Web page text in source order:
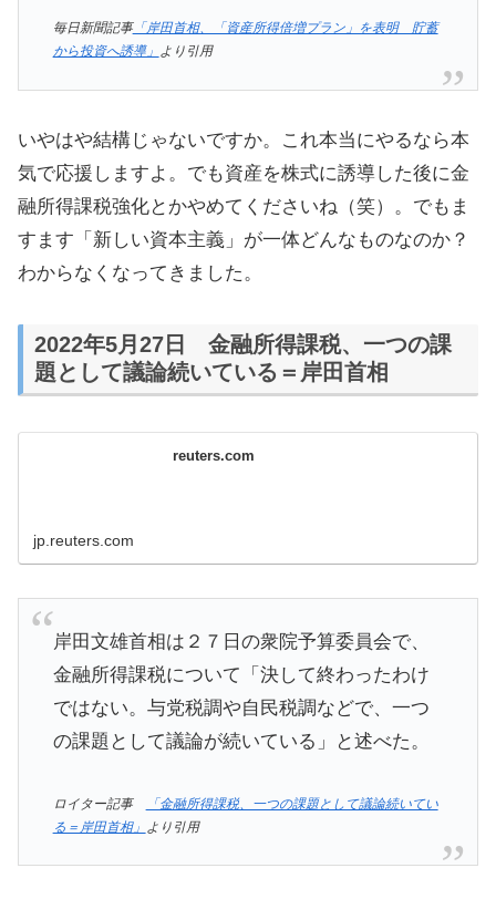
毎日新聞記事「岸田首相、「資産所得倍増プラン」を表明 貯蓄
から投資へ誘導」 より引用
いやはや結構じゃないですか。これ本当にやるなら本
気で応援しますよ。でも資産を株式に誘導した後に金
融所得課税強化とかやめてくださいね（笑）。でもま
すます「新しい資本主義」が一体どんなものなのか？
わからなくなってきました。
2022年5月27日 金融所得課税、一つの課
題として議論続いている＝岸田首相
reuters.com
jp.reuters.com
岸田文雄首相は２７日の衆院予算委員会で、
金融所得課税について「決して終わったわけ
ではない。与党税調や自民税調などで、一つ
の課題として議論が続いている」と述べた。
ロイター記事
「金融所得課税、一つの課題として議論続いてい
る＝岸田首相」 より引用